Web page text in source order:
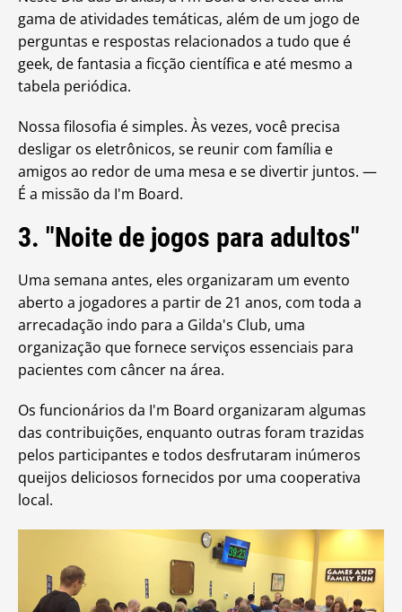
gama de atividades temáticas, além de um jogo de
perguntas e respostas relacionados a tudo que é
geek, de fantasia a ficção científica e até mesmo a
tabela periódica.
Nossa filosofia é simples. Às vezes, você precisa
desligar os eletrônicos, se reunir com família e
amigos ao redor de uma mesa e se divertir juntos. —
É a missão da I'm Board.
3. "Noite de jogos para adultos"
Uma semana antes, eles organizaram um evento
aberto a jogadores a partir de 21 anos, com toda a
arrecadação indo para a Gilda's Club, uma
organização que fornece serviços essenciais para
pacientes com câncer na área.
Os funcionários da I'm Board organizaram algumas
das contribuições, enquanto outras foram trazidas
pelos participantes e todos desfrutaram inúmeros
queijos deliciosos fornecidos por uma cooperativa
local.